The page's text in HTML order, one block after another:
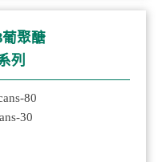
聚醣
列
80
30